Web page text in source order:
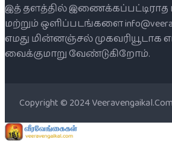
இத் தளத்தில் இணைக்கப்பட்டிராத
மற்றும் ஒளிப்படங்களை
எமது மின்னஞ்சல் முகவரியூடாக
வைக்குமாறு வேண்டுகிறோம்.
Copyright © 2024